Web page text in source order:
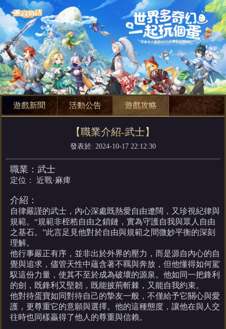
遊戲新聞 活動公告 遊戲攻略
【職業介紹-武士】
發表於: 2024-10-17 22:12:30
職業：武士
定位： 近戰·麻痺
介紹：
自律嚴謹的武士，內心深處既熱愛自由遼闊，又珍視紀律與
規範。“規範非桎梏自由之鎖鏈，實為守護自我與眾人自由
之基石。”此言足見他對於自由與規範之間微妙平衡的深刻
理解。
他行事嚴正有序，並非出於外界的壓力，而是源自內心的自
覺與追求，儘管天性中蘊含著不羈與奔放，但他懂得如何駕
馭這份力量，使其不至於成為破壞的源泉。他如同一把鋒利
的劍，既鋒利又堅韌，既能披荊斬棘，又能自我約束。
他對待蛋寶如同對待自己的摯友一般，不僅給予它關心與愛
護，更尊重它的意願與選擇。他的這種態度，讓他在與人交
往時也同樣贏得了他人的尊重與信賴。